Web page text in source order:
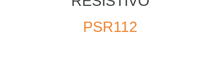
PSR112